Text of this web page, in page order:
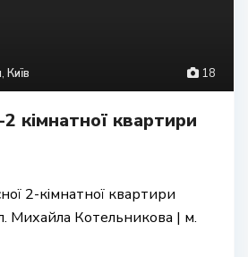
18
, Київ
кімнатної квартири
2-кімнатної квартири
Михайла Котельникова | м.